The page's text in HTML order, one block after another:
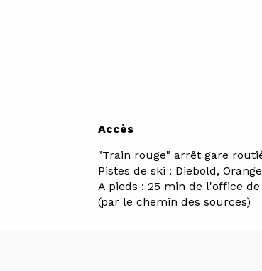
Accès
Accès
"Train rouge" arrêt gare
Pistes de ski : Diebold,
A pieds : 25 min de l'office
(par le chemin des sources)